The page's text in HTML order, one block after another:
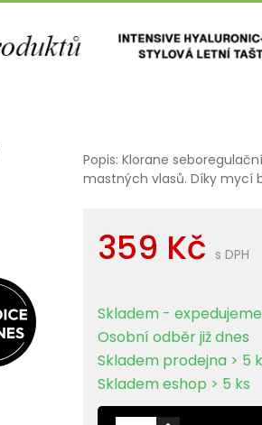
Popis: Klorane
mastných vlasů. Díky mycí
359 Kč s DPH
Skladem - expedujeme
Osobní odběr již dnes
Skladem prodejna > 5
Skladem eshop > 5 ks